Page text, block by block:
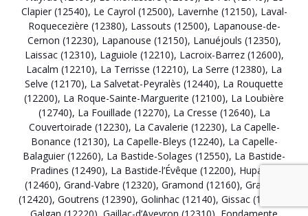
Clapier (12540), Le Cayrol (12500), Lavernhe (12150), Laval-
Roquecezière (12380), Lassouts (12500), Lapanouse-de-
Cernon (12230), Lapanouse (12150), Lanuéjouls (12350),
Laissac (12310), Laguiole (12210), Lacroix-Barrez (12600),
Lacalm (12210), La Terrisse (12210), La Serre (12380), La
Selve (12170), La Salvetat-Peyralès (12440), La Rouquette
(12200), La Roque-Sainte-Marguerite (12100), La Loubière
(12740), La Fouillade (12270), La Cresse (12640), La
Couvertoirade (12230), La Cavalerie (12230), La Capelle-
Bonance (12130), La Capelle-Bleys (12240), La Capelle-
Balaguier (12260), La Bastide-Solages (12550), La Bastide-
Pradines (12490), La Bastide-l’Évêque (12200), Huparlac
(12460), Grand-Vabre (12320), Gramond (12160), Graissac
(12420), Goutrens (12390), Golinhac (12140), Gissac (12360)